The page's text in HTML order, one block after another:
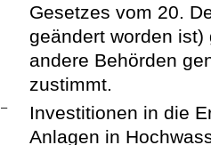
Gesetzes vom 20.
geändert worden
andere Behörden
zustimmt.
–
Investitionen in die
Anlagen in